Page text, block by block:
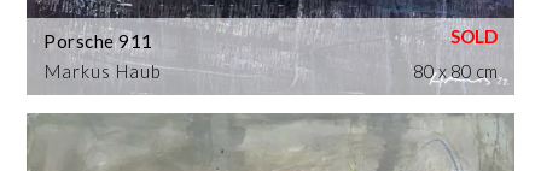
Markus Haub
Porsche 911
80 x 80 cm